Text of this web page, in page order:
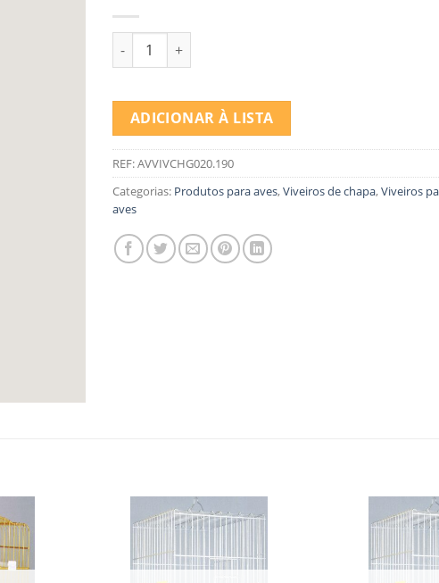
Quantidade de VIVEIRO MOD 45 [ SUPORTE
ADICIONAR À LISTA
REF:AVVIVCHG020.190
Categorias: Produtos para aves,Viveiros de chapa,Viveiros
aves